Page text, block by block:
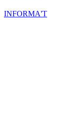
INFORMA'T